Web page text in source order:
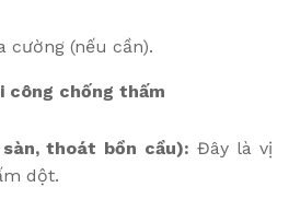
cường (nếu cần).
công chống thấm
thoát bồn cầu): Đây là vị
dột.